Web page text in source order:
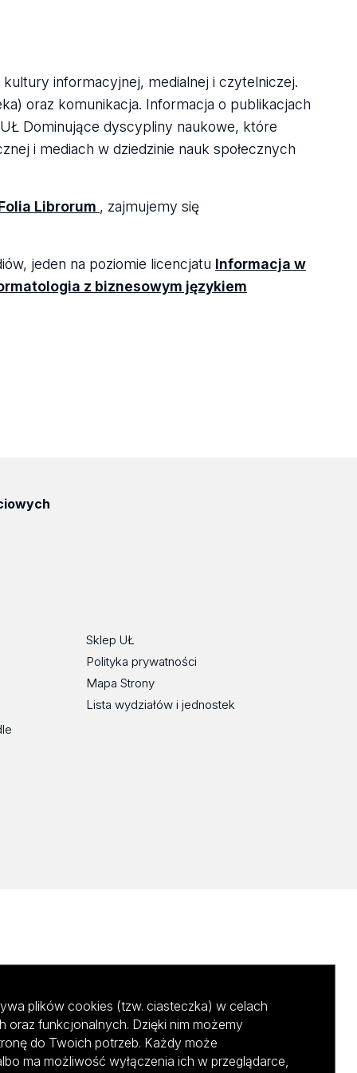
informacyjnej, medialnej i czytelniczej.
oraz komunikacja. Informacja o publikacjach
Dominujące dyscypliny naukowe, które
i mediach w dziedzinie nauk społecznych
Librorum , zajmujemy się
jeden na poziomie licencjatu Informacja w
z biznesowym językiem
Sklep UŁ
Polityka prywatności
Mapa Strony
Lista wydziałów i jednostek
plików cookies (tzw. ciasteczka) w celach
funkcjonalnych. Dzięki nim możemy
do Twoich potrzeb. Każdy może
ma możliwość wyłączenia ich w przeglądarce,